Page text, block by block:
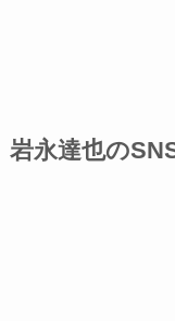
岩永達也の